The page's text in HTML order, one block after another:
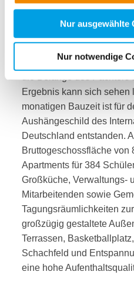
nachfolgender Buttons über
Zwecke entscheiden und
für die Zukunft widerrufen.
Cookies, die erforderlich zur
aufgerufenen und somit
Funktionen sind. Diese
berechtigter Interessen und
Einwilligung.
Nur ausgewählte
Nur notwendige
symbolischen
Eröffnungsfeier.Quelle:
Internationalen Bund
Ergebnis kann sich sehen
monatigen Bauzeit ist für
Aushängeschild des
Deutschland entstanden.
Bruttogeschossfläche von
Apartments für 384
Großküche, Verwaltungs-
Mitarbeitenden sowie
Tagungsräumlichkeiten
großzügig gestaltete
Terrassen,
Schachfeld und
eine hohe